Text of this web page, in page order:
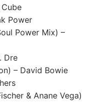
Power
Power Mix) –
Dre
– David Bowie
& Anane Vega)